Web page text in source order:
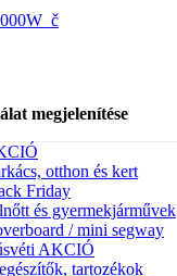
megjelenítése
otthon és kert
Friday
és gyermekjárművek
/ mini segway
AKCIÓ
tartozékok